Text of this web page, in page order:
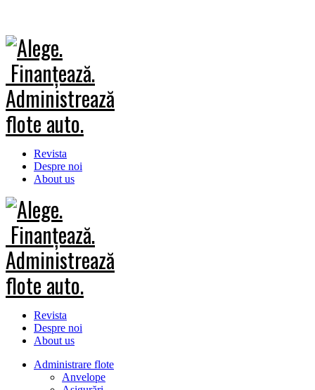
Revista
Despre noi
About us
Revista
Despre noi
About us
Administrare flote
Anvelope